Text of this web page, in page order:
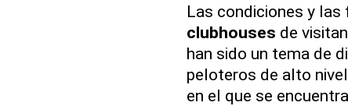
Las condiciones y
clubhouses de
han sido un tema de
peloteros de alto
en el que se